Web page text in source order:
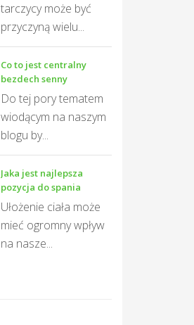
tarczycy może być
przyczyną wielu...
Co to jest centralny
bezdech senny
Do tej pory tematem
wiodącym na naszym
blogu by...
Jaka jest najlepsza
pozycja do spania
Ułożenie ciała może
mieć ogromny wpływ
na nasze...